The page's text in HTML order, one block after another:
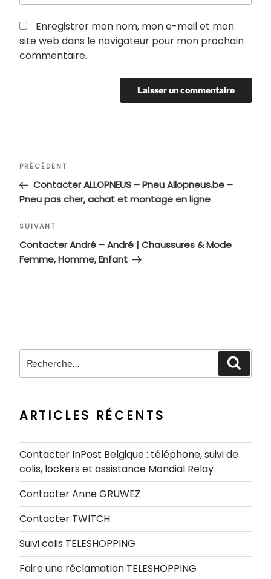
Enregistrer mon nom, mon e-mail et mon
site web dans le navigateur pour mon prochain
commentaire.
Navigation
l’article
Article
précédent
PRÉCÉDENT
Contacter ALLOPNEUS – Pneu Allopneus.be –
Pneu pas cher, achat et montage en ligne
Article
suivant
SUIVANT
Contacter André – André | Chaussures & Mode
Femme, Homme, Enfant
pour
ARTICLES RÉCENTS
Contacter InPost Belgique : téléphone, suivi de
colis, lockers et assistance Mondial Relay
Contacter Anne GRUWEZ
Contacter TWITCH
Suivi colis TELESHOPPING
Faire une réclamation TELESHOPPING